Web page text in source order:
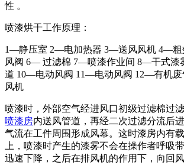
性 。
喷漆烘干工作原理：
1—静压室 2—电加热器 3—送风风机 4—粗
风阀 6— 过滤棉 7—喷漆作业间 8—干式漆
道 10—电动风阀 11—电动风阀 12—有机废
风机
喷漆时，外部空气经进风口初级过滤棉过
喷漆房内送风管道，再经二次过滤分流后
气流在工件周围形成风幕。这时漆房内有
上，喷漆时产生的漆雾不会在操作者呼吸
迅速下降，之后在排风机的作用下，向回